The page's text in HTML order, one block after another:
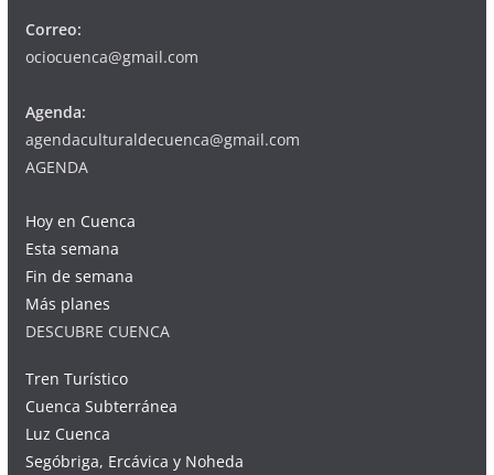
Correo:
ociocuenca@gmail.com
Agenda:
agendaculturaldecuenca@gmail.com
AGENDA
Hoy en Cuenca
Esta semana
Fin de semana
Más planes
DESCUBRE CUENCA
Tren Turístico
Cuenca Subterránea
Luz Cuenca
Segóbriga, Ercávica y Noheda